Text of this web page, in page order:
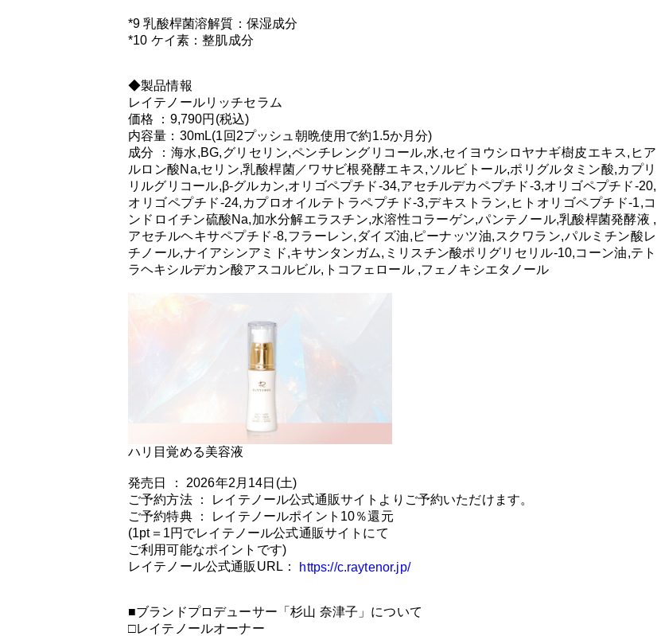
*9 乳酸桿菌溶解質：保湿成分
*10 ケイ素：整肌成分
◆製品情報
レイテノールリッチセラム
価格 ：9,790円(税込)
内容量：30mL(1回2プッシュ朝晩使用で約1.5か月分)
成分 ：海水,BG,グリセリン,ペンチレングリコール,水,セイヨウシロヤナギ樹皮エキス,ヒア
ルロン酸Na,セリン,乳酸桿菌／ワサビ根発酵エキス,ソルビトール,ポリグルタミン酸,カプリ
リルグリコール,β-グルカン,オリゴペプチド-34,アセチルデカペプチド-3,オリゴペプチド-20,
オリゴペプチド-24,カプロオイルテトラペプチド-3,デキストラン,ヒトオリゴペプチド-1,コ
ンドロイチン硫酸Na,加水分解エラスチン,水溶性コラーゲン,パンテノール,乳酸桿菌発酵液 ,
アセチルヘキサペプチド-8,フラーレン,ダイズ油,ピーナッツ油,スクワラン,パルミチン酸レ
チノール,ナイアシンアミド,キサンタンガム,ミリスチン酸ポリグリセリル-10,コーン油,テト
ラヘキシルデカン酸アスコルビル,トコフェロール ,フェノキシエタノール
ハリ目覚める美容液
発売日 ： 2026年2月14日(土)
ご予約方法 ： レイテノール公式通販サイトよりご予約いただけます。
ご予約特典 ： レイテノールポイント10％還元
(1pt＝1円でレイテノール公式通販サイトにて
ご利用可能なポイントです)
レイテノール公式通販URL： https://c.raytenor.jp/
■ブランドプロデューサー「杉山 奈津子」について
□レイテノールオーナー